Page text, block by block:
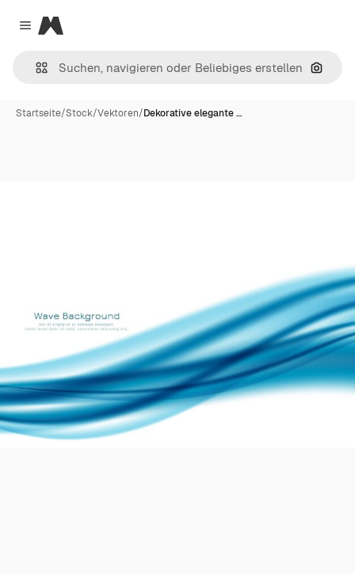
Close menu
Magnific
Nach
Startseite/Stock/Vektoren/Dekorative elegante …